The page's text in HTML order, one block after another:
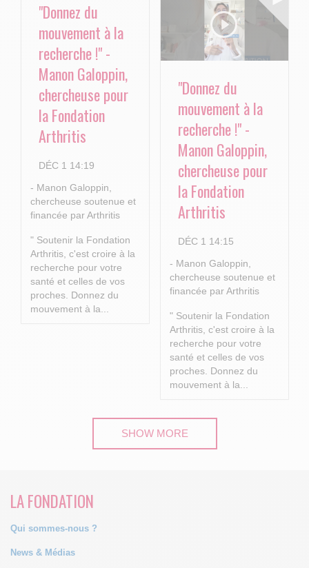
"Donnez du
mouvement à la
recherche !" -
Manon Galoppin,
chercheuse pour
la Fondation
Arthritis
DÉC 1 14:19
- Manon Galoppin,
chercheuse soutenue et
financée par Arthritis
" Soutenir la Fondation
Arthritis, c'est croire à la
recherche pour votre
santé et celles de vos
proches. Donnez du
mouvement à la...
"Donnez du
mouvement à la
recherche !" -
Manon Galoppin,
chercheuse pour
la Fondation
Arthritis
DÉC 1 14:15
- Manon Galoppin,
chercheuse soutenue et
financée par Arthritis
" Soutenir la Fondation
Arthritis, c'est croire à la
recherche pour votre
santé et celles de vos
proches. Donnez du
mouvement à la...
SHOW MORE
LA FONDATION
Qui sommes-nous ?
News & Médias